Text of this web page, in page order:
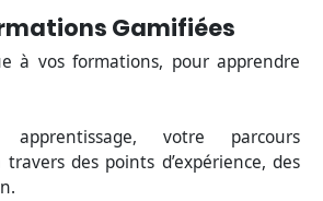
Gamifiées
à vos formations, pour apprendre
votre parcours
travers des points d’expérience, des